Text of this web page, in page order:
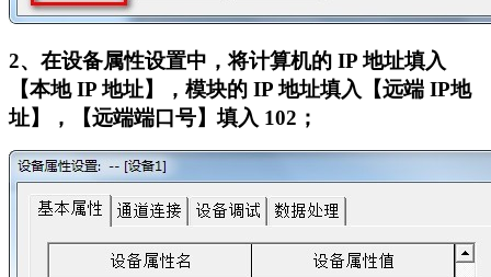
2、在设备属性设置中，将计算机的 IP 地址填入
【本地 IP 地址】，模块的 IP 地址填入【远端 IP地
址】，【远端端口号】填入 102；